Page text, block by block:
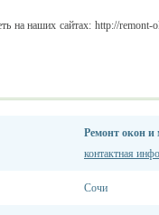
на наших сайтах: http://
Ремонт окон и
контактная
Сочи